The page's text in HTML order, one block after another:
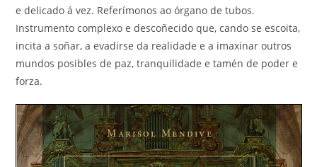
e delicado á vez. Referímonos ao órgano de tubos.
Instrumento complexo e descoñecido que, cando se escoita,
incita a soñar, a evadirse da realidade e a imaxinar outros
mundos posibles de paz, tranquilidade e tamén de poder e
forza.